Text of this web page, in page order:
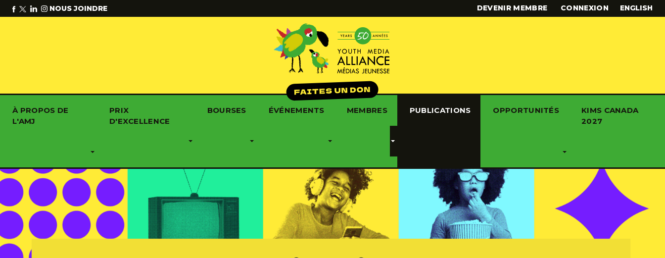
NOUS JOINDRE DEVENIR MEMBRE CONNEXION ENGLISH
À PROPOS DE
L'AMJ
PRIX
D'EXCELLENCE
BOURSES ÉVÉNEMENTS MEMBRES PUBLICATIONS OPPORTUNITÉS
KIMS CANADA
2027